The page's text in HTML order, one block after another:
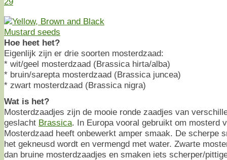
Hoe heet het?
Eigenlijk zijn er drie soorten mosterdzaad:
* wit/geel mosterdzaad (Brassica hirta/alba)
* bruin/sarepta mosterdzaad (Brassica juncea)
* zwart mosterdzaad (Brassica nigra)
Wat is het?
Mosterdzaadjes zijn de mooie ronde zaadjes van
geslacht Brassica. In Europa vooral gebruikt om mosterd
Mosterdzaad heeft onbewerkt amper smaak. De scherpe
het gekneusd wordt en vermengd met water. Zwarte
dan bruine mosterdzaadjes en smaken iets scherper/